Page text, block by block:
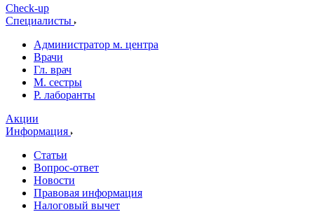
Cheсk-up
Специалисты
Администратор м. центра
Врачи
Гл. врач
М. сестры
Р. лаборанты
Акции
Информация
Статьи
Вопрос-ответ
Новости
Правовая информация
Налоговый вычет